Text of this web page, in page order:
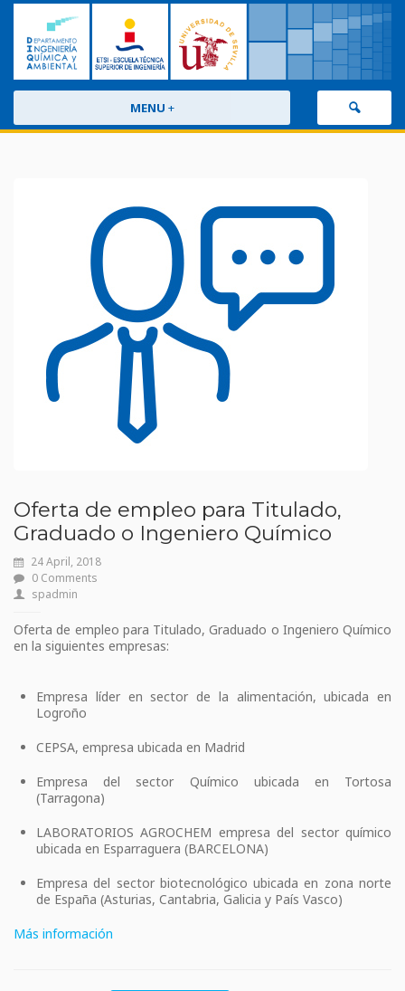
MENU +
Oferta de empleo para Titulado,
Graduado o Ingeniero Químico
24 April, 2018
0 Comments
spadmin
Oferta de empleo para Titulado, Graduado o Ingeniero Químico
en la siguientes empresas:
Empresa líder en sector de la alimentación, ubicada en
Logroño
CEPSA, empresa ubicada en Madrid
Empresa del sector Químico ubicada en Tortosa
(Tarragona)
LABORATORIOS AGROCHEM empresa del sector químico
ubicada en Esparraguera (BARCELONA)
Empresa del sector biotecnológico ubicada en zona norte
de España (Asturias, Cantabria, Galicia y País Vasco)
Más información